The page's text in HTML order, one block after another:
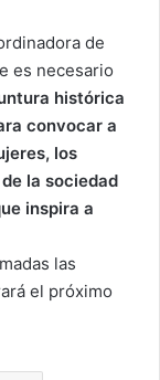
de
es necesario
histórica
convocar a
los
la sociedad
inspira a
las
el próximo